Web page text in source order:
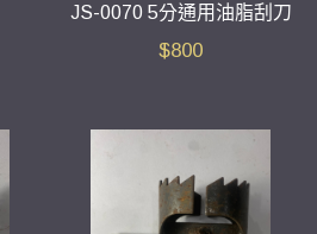
JS-0070 5分通用油脂刮刀
$800